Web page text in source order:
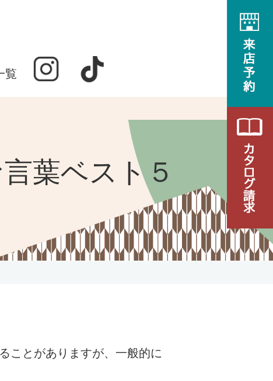
覧
葉ベスト５
ことがありますが、一般的に